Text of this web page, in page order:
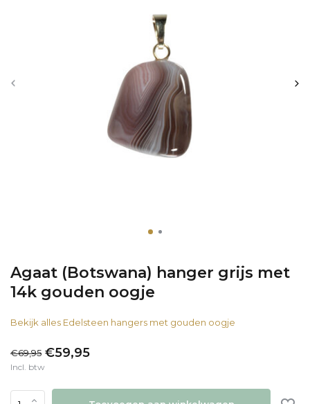
Agaat (Botswana) hanger grijs met
14k gouden oogje
Bekijk alles Edelsteen hangers met gouden oogje
€69,95 €59,95
Incl. btw